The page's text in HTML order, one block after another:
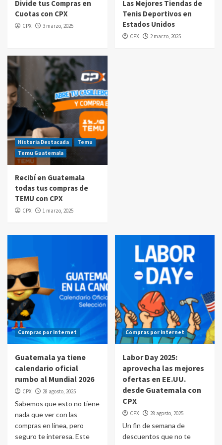
$20 de reintegro en tus compras Amazon
Prime Day Guatemala 2025
Divide tus Compras en
Cuotas con CPX
CPX 3 marzo, 2025
Las Mejores Tiendas de
Tenis Deportivos en
Estados Unidos
CPX 2 marzo, 2025
Historia Destacada
Temu
Temu Guatemala
Recibí en Guatemala
todas tus compras de
TEMU con CPX
CPX 1 marzo, 2025
Compras por internet
Guatemala ya tiene
calendario oficial
rumbo al Mundial 2026
CPX 28 agosto, 2025
Sabemos que esto no tiene
nada que ver con las
compras en línea, pero
seguro te interesa. Este
Compras por internet
Labor Day 2025:
aprovecha las mejores
ofertas en EE.UU.
desde Guatemala con
CPX
CPX 28 agosto, 2025
Un fin de semana de
descuentos que no te